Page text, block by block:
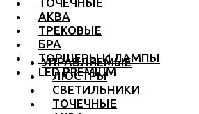
АКВА
ТРЕКОВЫЕ
БРА
ТОРШЕРЫ И ЛАМПЫ
LED PREMIUM
УПРАВЛЯЕМЫЕ
ЛЮСТРЫ
СВЕТИЛЬНИКИ
ТОЧЕЧНЫЕ